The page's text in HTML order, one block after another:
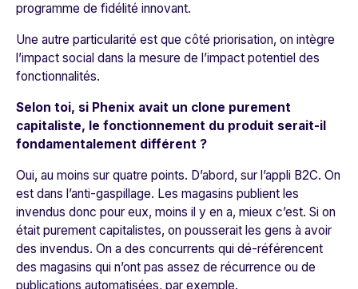
programme de fidélité innovant.
Une autre particularité est que côté priorisation, on intègre
l’impact social dans la mesure de l’impact potentiel des
fonctionnalités.
Selon toi, si Phenix avait un clone purement
capitaliste, le fonctionnement du produit serait-il
fondamentalement différent ?
Oui, au moins sur quatre points. D’abord, sur l’appli B2C. On
est dans l’anti-gaspillage. Les magasins publient les
invendus donc pour eux, moins il y en a, mieux c’est. Si on
était purement capitalistes, on pousserait les gens à avoir
des invendus. On a des concurrents qui dé-référencent
des magasins qui n’ont pas assez de récurrence ou de
publications automatisées, par exemple.